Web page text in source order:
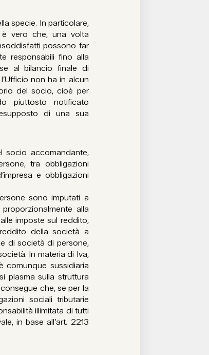
specie. In particolare,
è vero che, una volta
possono far
responsabili fino alla
al bilancio finale di
non ha in alcun
del socio, cioè per
piuttosto notificato
di una sua
socio accomandante,
tra obbligazioni
e obbligazioni
sono imputati a
alla
imposte sul reddito,
della società a
di società di persone,
In materia di Iva,
comunque sussidiaria
plasma sulla struttura
che, se per la
sociali tributarie
illimitata di tutti
in base all’art. 2213